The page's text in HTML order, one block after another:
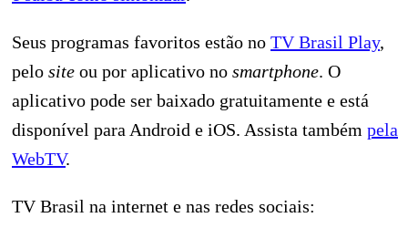
Seus programas favoritos estão no TV Brasil Play,
pelo site ou por aplicativo no smartphone. O
aplicativo pode ser baixado gratuitamente e está
disponível para Android e iOS. Assista também pela
WebTV.
TV Brasil na internet e nas redes sociais: